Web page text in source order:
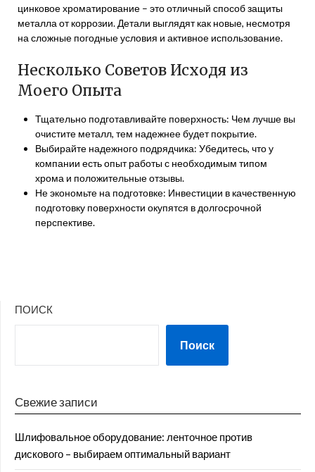
цинковое хроматирование – это отличный способ защиты
металла от коррозии. Детали выглядят как новые, несмотря
на сложные погодные условия и активное использование.
Несколько Советов Исходя из
Моего Опыта
Тщательно подготавливайте поверхность: Чем лучше вы
очистите металл, тем надежнее будет покрытие.
Выбирайте надежного подрядчика: Убедитесь, что у
компании есть опыт работы с необходимым типом
хрома и положительные отзывы.
Не экономьте на подготовке: Инвестиции в качественную
подготовку поверхности окупятся в долгосрочной
перспективе.
ПОИСК
Поиск
Свежие записи
Шлифовальное оборудование: ленточное против
дискового – выбираем оптимальный вариант